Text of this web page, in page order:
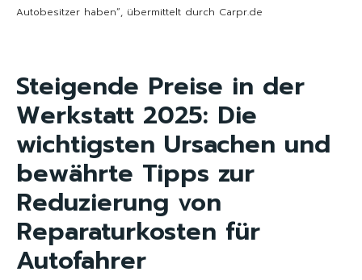
Autobesitzer haben“, übermittelt durch Carpr.de
Steigende Preise in der
Werkstatt 2025: Die
wichtigsten Ursachen und
bewährte Tipps zur
Reduzierung von
Reparaturkosten für
Autofahrer